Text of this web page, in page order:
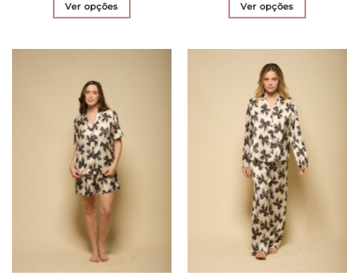
Ver opções
variantes.
As
opções
podem
ser
escolhidas
na
página
produto
Ver opções
várias
variantes.
As
opções
podem
ser
escolhidas
na
página
do
produto